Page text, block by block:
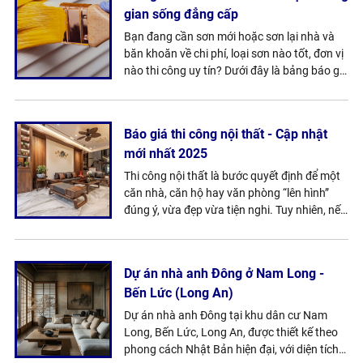
pháp thi công phù hợp để bạn tối ưu chi phí
đầu tư nhưng vẫn tạo được không gian lưu
trú đẹp, thu hút khách và nhanh hoàn vốn.
gian sống đẳng cấp
Bạn đang cần sơn mới hoặc sơn lại nhà và
băn khoăn về chi phí, loại sơn nào tốt, đơn vị
nào thi công uy tín? Dưới đây là bảng báo giá
gồm nhân công + vật tư cho từng gói dịch
và ngân sách. Cùng MTCons tìm hiểu chi tiết
trong bài viết sau!
Báo giá thi công nội thất - Cập nhật
mới nhất 2025
Thi công nội thất là bước quyết định để một
căn nhà, căn hộ hay văn phòng “lên hình”
đúng ý, vừa đẹp vừa tiện nghi. Tuy nhiên, nếu
thi công thì chi phí rất dễ bị đội lên so với dự
nhật mới nhất 2025”, MTCONS sẽ giúp bạn
nhìn rõ mức giá theo từng hạng mục. Đây sẽ
là cơ sở để bạn chọn được gói thi công nội
thất phù hợp, minh bạch và không phát sinh.
Dự án nhà anh Đông ở Nam Long -
Bến Lức (Long An)
Dự án nhà anh Đông tại khu dân cư Nam
Long, Bến Lức, Long An, được thiết kế theo
phong cách Nhật Bản hiện đại, với diện tích
QUY ĐỊNH MỚI NHẤT VỀ SỬA NHÀ TẠI
TPHCM THAM KHẢO NGAY
Sửa nhà là nhu cầu của hầu hết mọi gia đình
khi nhận thấy không gian sống bị hư hỏng,